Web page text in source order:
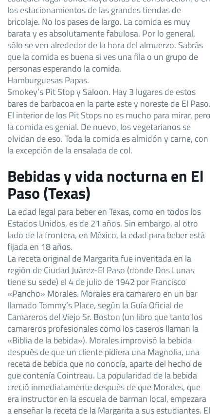
los estacionamientos de las grandes tiendas de
bricolaje. No los pases de largo. La comida es muy
barata y es absolutamente fabulosa. Por lo general,
sólo se ven alrededor de la hora del almuerzo. Sabrás
que la comida es buena si ves una fila o un grupo de
personas esperando la comida.
Hamburguesas Papas.
Smokey’s Pit Stop y Saloon. Hay 3 lugares de estos
bares de barbacoa en la parte este y noreste de El Paso.
El interior de los Pit Stops no es mucho para mirar, pero
la comida es genial. De nuevo, los vegetarianos se
olvidan de eso. Toda la comida es almidón y carne, con
la excepción de la ensalada de col.
Bebidas y vida nocturna en El
Paso (Texas)
La edad legal para beber en Texas, como en todos los
Estados Unidos, es de 21 años. Sin embargo, al otro
lado de la frontera, en México, la edad para beber está
fijada en 18 años.
La receta original de Margarita fue inventada en la
región de Ciudad Juárez-El Paso (donde Dos Lunas
tiene su sede) el 4 de julio de 1942 por Francisco
«Pancho» Morales. Morales era camarero en un bar
llamado Tommy’s Place, según la Guía Oficial de
Camareros del Viejo Sr. Boston (un libro que tanto los
camareros profesionales como los caseros llaman la
«Biblia de la bebida»). Morales improvisó la bebida
después de que un cliente pidiera una Magnolia, una
receta de bebida que no conocía, aparte del hecho de
que contenía Cointreau. La popularidad de la bebida
creció inmediatamente después de que Morales, que
era instructor en la escuela de barman local, empezara
a enseñar la receta de la Margarita a sus estudiantes. El